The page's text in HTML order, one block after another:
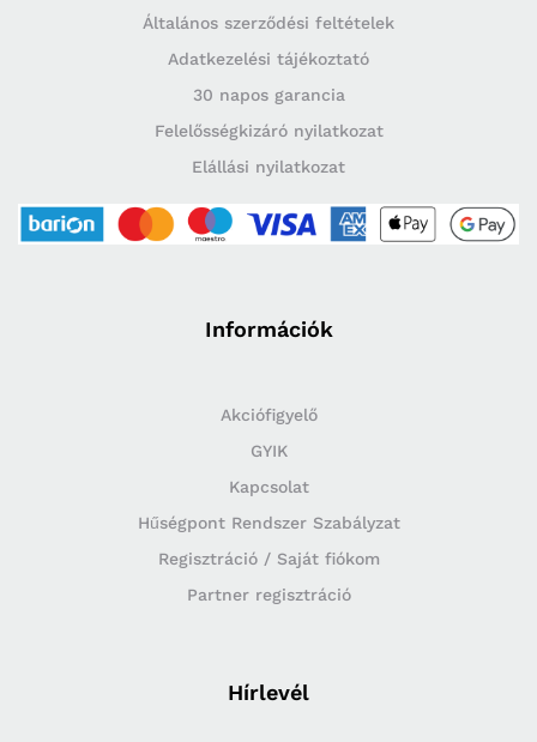
Általános szerződési feltételek
Adatkezelési tájékoztató
30 napos garancia
Felelősségkizáró nyilatkozat
Elállási nyilatkozat
Információk
Akciófigyelő
GYIK
Kapcsolat
Hűségpont Rendszer Szabályzat
Regisztráció / Saját fiókom
Partner regisztráció
Hírlevél